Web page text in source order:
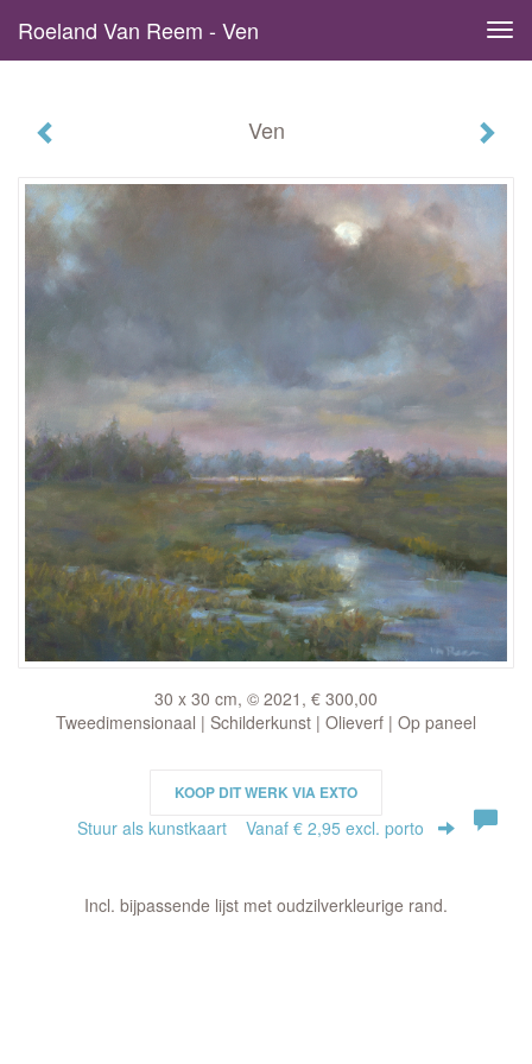
Roeland Van Reem - Ven
Ven
30 x 30 cm, © 2021, € 300,00
Tweedimensionaal | Schilderkunst | Olieverf | Op paneel
KOOP DIT WERK VIA EXTO
Stuur als kunstkaart Vanaf € 2,95 excl. porto
Incl. bijpassende lijst met oudzilverkleurige rand.